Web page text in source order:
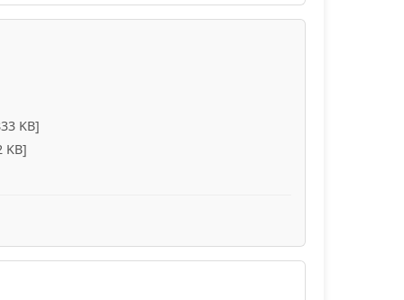
KB]
KB]